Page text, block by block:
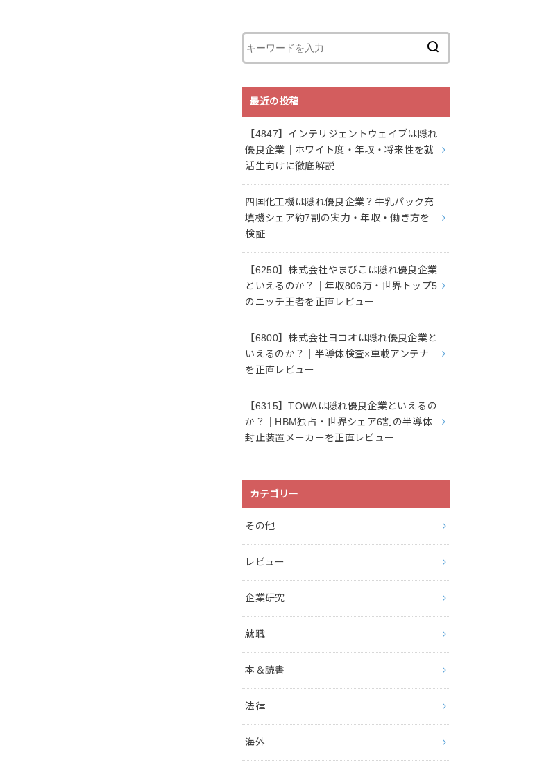
最近の投稿
【4847】インテリジェントウェイブは隠れ
優良企業｜ホワイト度・年収・将来性を就
活生向けに徹底解説
四国化工機は隠れ優良企業？牛乳パック充
填機シェア約7割の実力・年収・働き方を
検証
【6250】株式会社やまびこは隠れ優良企業
といえるのか？｜年収806万・世界トップ5
のニッチ王者を正直レビュー
【6800】株式会社ヨコオは隠れ優良企業と
いえるのか？｜半導体検査×車載アンテナ
を正直レビュー
【6315】TOWAは隠れ優良企業といえるの
か？｜HBM独占・世界シェア6割の半導体
封止装置メーカーを正直レビュー
カテゴリー
その他
レビュー
企業研究
就職
本＆読書
法律
海外